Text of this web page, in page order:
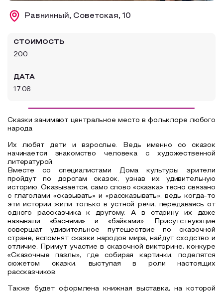
Образовательный туризм
Равнинный, Советская, 10
СТОИМОСТЬ
200
ДАТА
17.06
Сказки занимают центральное место в фольклоре любого
народа
Их любят
дети и взрослые. Ведь именно со сказок
начинается знакомство человека с художественной
литературой.
Вместе со специалистами Дома культуры
зрители
пройдутпо дорогам сказок, узнав их удивительную
историю. Оказывается, само слово «сказка» тесно связано
с глаголами «сказывать» и «рассказывать», ведь когда-то
эти истории жили только в устной речи, передаваясь от
одного рассказчика к другому. А в старину их даже
называли «баснями» и «байками».
Присутствующие
совершат удивительное путешествие по сказочной
стране, вспомнят сказки народов мира,найдут сходство и
отличие. Примут участие в сказочной викторине, конкуре
«Сказочные пазлы», где собирая картинки, поделятся
сюжетом сказки, выступая в роли настоящих
рассказчиков.
Также будет оформлена книжная выставка, на которой